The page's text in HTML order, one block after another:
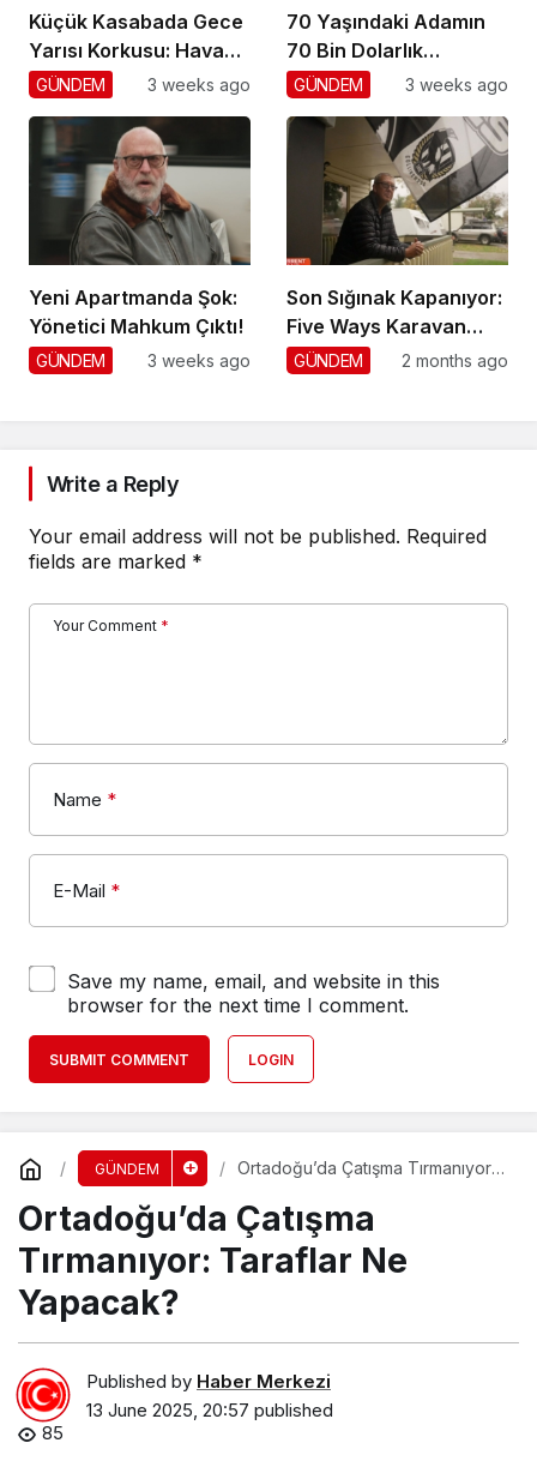
Küçük Kasabada Gece
Yarısı Korkusu: Hava
Gözetimi
GÜNDEM 3 weeks ago
70 Yaşındaki Adamın
70 Bin Dolarlık
Dolandırıcılığı
GÜNDEM 3 weeks ago
Yeni Apartmanda Şok:
Yönetici Mahkum Çıktı!
GÜNDEM 3 weeks ago
Son Sığınak Kapanıyor:
Five Ways Karavan
Park
GÜNDEM 2 months ago
Write a Reply
Your email address will not be published. Required
fields are marked *
Your Comment *
Name *
E-Mail *
Save my name, email, and website in this
browser for the next time I comment.
SUBMIT COMMENT LOGIN
GÜNDEM
Ortadoğu’da Çatışma Tırmanıyor:
Ortadoğu’da Çatışma
Tırmanıyor: Taraflar Ne
Yapacak?
Published by Haber Merkezi
13 June 2025, 20:57 published
85